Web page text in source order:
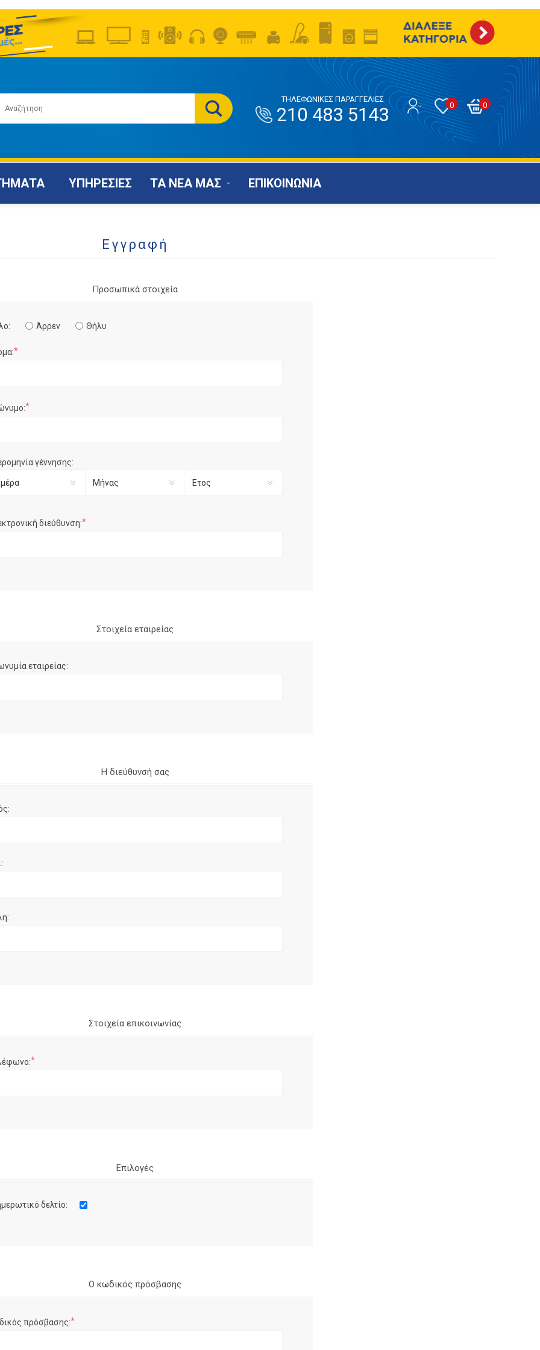
0
0
ΤΗΛΕΦΩΝΙΚΕΣ ΠΑΡΑΓΓΕΛΙΕΣ
210 483 5143
ΥΠΗΡΕΣΙΕΣ ΤΑ ΝΕΑ ΜΑΣ ΕΠΙΚΟΙΝΩΝΙΑ
Εγγραφή
Προσωπικά στοιχεία
Άρρεν Θήλυ
*
*
γέννησης:
διεύθυνση:*
Στοιχεία εταιρείας
εταιρείας:
Η διεύθυνσή σας
Στοιχεία επικοινωνίας
*
Επιλογές
δελτίο:
Ο κωδικός πρόσβασης
πρόσβασης:*